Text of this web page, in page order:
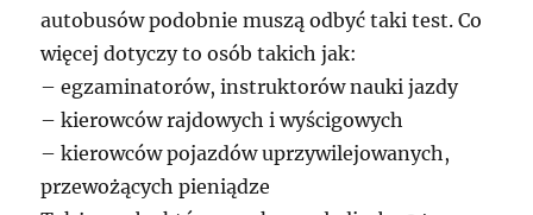
autobusów podobnie muszą odbyć taki test. Co
więcej dotyczy to osób takich jak:
– egzaminatorów, instruktorów nauki jazdy
– kierowców rajdowych i wyścigowych
– kierowców pojazdów uprzywilejowanych,
przewożących pieniądze